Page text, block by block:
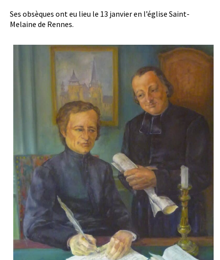
Ses obsèques ont eu lieu le 13 janvier en l’église Saint-
Melaine de Rennes.